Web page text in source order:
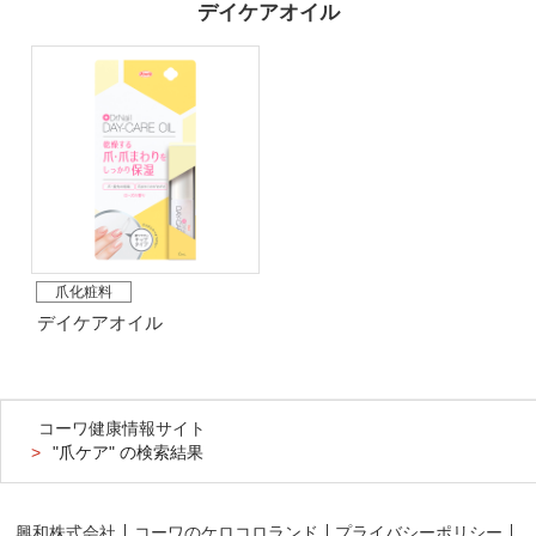
デイケアオイル
爪化粧料
デイケアオイル
コーワ健康情報サイト
"爪ケア" の検索結果